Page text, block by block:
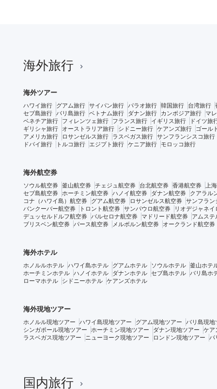
海外旅行
海外ツアー
ハワイ旅行 グアム旅行 サイパン旅行 パラオ旅行 韓国旅行 台湾旅行
セブ島旅行 バリ島旅行 ベトナム旅行 ダナン旅行 カンボジア旅行
マ
ベネチア旅行
フィレンツェ旅行 フランス旅行 イギリス旅行
ドイツ旅
ギリシャ旅行
オーストラリア旅行 シドニー旅行 ケアンズ旅行
ゴール
アメリカ旅行
ロサンゼルス旅行 ラスベガス旅行 サンフランシスコ旅行
ドバイ旅行
トルコ旅行 エジプト旅行 ケニア旅行 モロッコ旅行
海外航空券
ソウル航空券 釜山航空券 チェジュ航空券 台北航空券 香港航空券 上
セブ島航空券 ホーチミン航空券 ハノイ航空券 ダナン航空券
クアラル
コナ（ハワイ島）航空券
グアム航空券 ロサンゼルス航空券 サンフラン
バンクーバー航空券
トロント航空券 サンパウロ航空券
リオデジャネイ
デュッセルドルフ航空券 バルセロナ航空券 マドリード航空券
アムステ
ブリスベン航空券 パース航空券 メルボルン航空券 オークランド航空券
海外ホテル
ホノルルホテル ハワイ島ホテル グアムホテル ソウルホテル 釜山ホテ
ホーチミンホテル ハノイホテル ダナンホテル セブ島ホテル バリ島ホ
ローマホテル
シドニーホテル ケアンズホテル
海外現地ツアー
ホノルル現地ツアー ハワイ島現地ツアー グアム現地ツアー
バリ島現地
シンガポール現地ツアー
ホーチミン現地ツアー ダナン現地ツアー
ケア
ラスベガス現地ツアー
ニューヨーク現地ツアー ロンドン現地ツアー パ
国内旅行